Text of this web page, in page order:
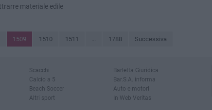
materiale edile
1509 1510 1511 ... 1788 Successiva
Scacchi
Calcio a 5
Beach Soccer
Altri sport
Barletta Giuridica
Bar.S.A. informa
Auto e motori
In Web Veritas